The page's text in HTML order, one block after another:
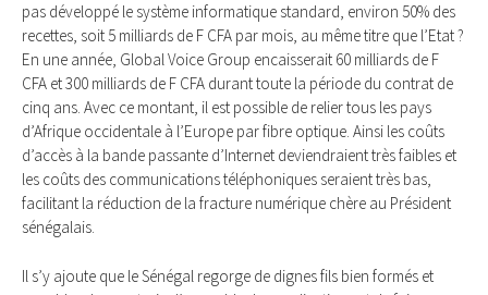
pas développé le système informatique standard, environ 50% des
recettes, soit 5 milliards de F CFA par mois, au même titre que l’Etat ?
En une année, Global Voice Group encaisserait 60 milliards de F
CFA et 300 milliards de F CFA durant toute la période du contrat de
cinq ans. Avec ce montant, il est possible de relier tous les pays
d’Afrique occidentale à l’Europe par fibre optique. Ainsi les coûts
d’accès à la bande passante d’Internet deviendraient très faibles et
les coûts des communications téléphoniques seraient très bas,
facilitant la réduction de la fracture numérique chère au Président
sénégalais.
Il s’y ajoute que le Sénégal regorge de dignes fils bien formés et